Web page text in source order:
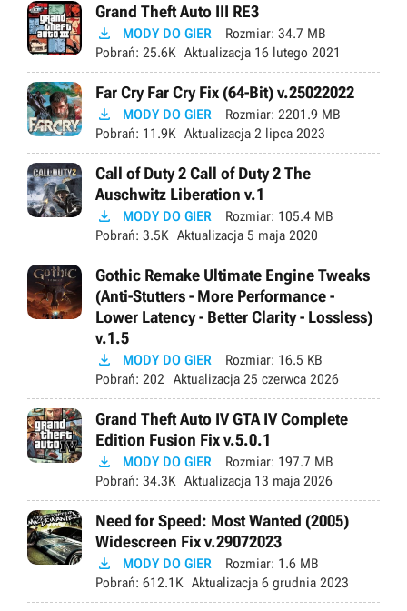
Grand Theft Auto III RE3
 MODY DO GIER Rozmiar: 34.7 MB
Pobrań: 25.6K Aktualizacja 16 lutego 2021
Far Cry Far Cry Fix (64-Bit) v.25022022
 MODY DO GIER Rozmiar: 2201.9 MB
Pobrań: 11.9K Aktualizacja 2 lipca 2023
Call of Duty 2 Call of Duty 2 The
Auschwitz Liberation v.1
 MODY DO GIER Rozmiar: 105.4 MB
Pobrań: 3.5K Aktualizacja 5 maja 2020
Gothic Remake Ultimate Engine Tweaks
(Anti-Stutters - More Performance -
Lower Latency - Better Clarity - Lossless)
v.1.5
 MODY DO GIER Rozmiar: 16.5 KB
Pobrań: 202 Aktualizacja 25 czerwca 2026
Grand Theft Auto IV GTA IV Complete
Edition Fusion Fix v.5.0.1
 MODY DO GIER Rozmiar: 197.7 MB
Pobrań: 34.3K Aktualizacja 13 maja 2026
Need for Speed: Most Wanted (2005)
Widescreen Fix v.29072023
 MODY DO GIER Rozmiar: 1.6 MB
Pobrań: 612.1K Aktualizacja 6 grudnia 2023